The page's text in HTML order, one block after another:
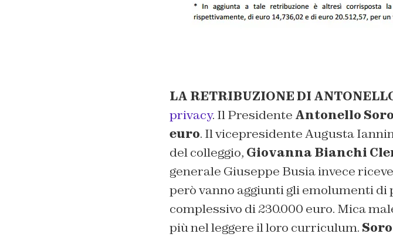
LA RETRIBUZIONE DI
privacy. Il Presidente Antonello
euro. Il vicepresidente Augusta
del colleggio, Giovanna Bianchi
generale Giuseppe Busia invece
però vanno aggiunti gli emolumenti
complessivo di 230.000 euro. Mica
più nel leggere il loro curriculum. Soro